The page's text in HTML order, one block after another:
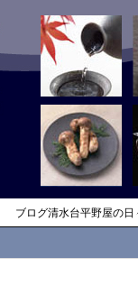
ブログ清水台平野屋の日